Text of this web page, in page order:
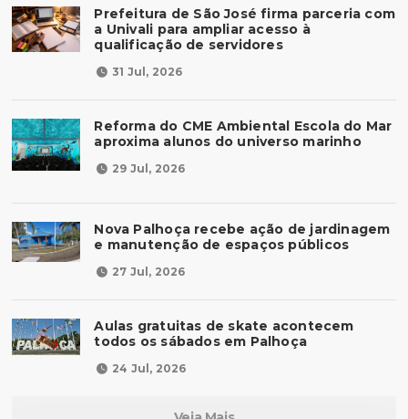
Prefeitura de São José firma parceria com
a Univali para ampliar acesso à
qualificação de servidores
31 Jul, 2026
Reforma do CME Ambiental Escola do Mar
aproxima alunos do universo marinho
29 Jul, 2026
Nova Palhoça recebe ação de jardinagem
e manutenção de espaços públicos
27 Jul, 2026
Aulas gratuitas de skate acontecem
todos os sábados em Palhoça
24 Jul, 2026